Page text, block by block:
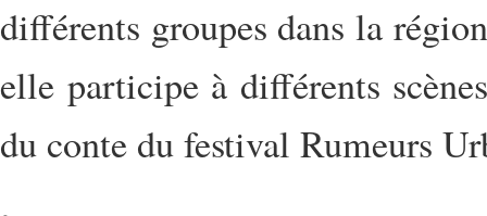
différents groupes dans la
elle participe à différents
du conte du festival Rumeurs